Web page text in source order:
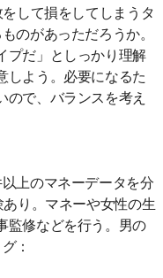
して損をしてしまうタ
のがあっただろうか。
プだ」としっかり理解
しよう。必要になるた
で、バランスを考え
上のマネーデータを分
り。マネーや女性の生
監修などを行う。男の
：